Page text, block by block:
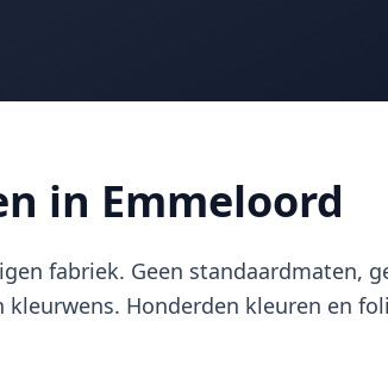
in Emmeloord
fabriek. Geen standaardmaten,
Honderden kleuren en